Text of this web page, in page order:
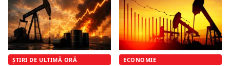
ȘTIRI DE ULTIMĂ ORĂ ECONOMIE